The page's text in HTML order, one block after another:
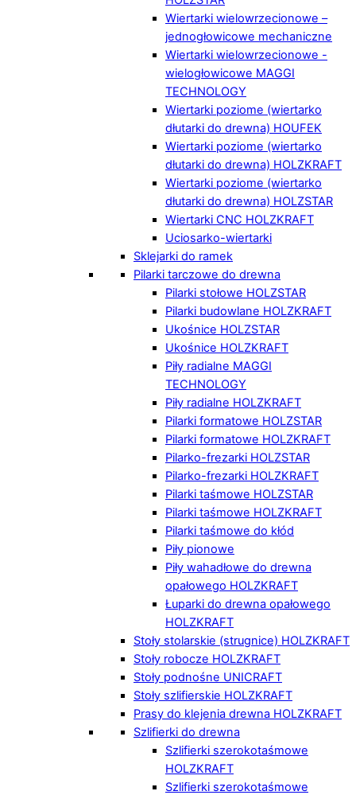
Wiertarki wielowrzecionowe –
jednogłowicowe mechaniczne
Wiertarki wielowrzecionowe -
wielogłowicowe MAGGI
TECHNOLOGY
Wiertarki poziome (wiertarko
dłutarki do drewna) HOUFEK
Wiertarki poziome (wiertarko
dłutarki do drewna) HOLZKRAFT
Wiertarki poziome (wiertarko
dłutarki do drewna) HOLZSTAR
Wiertarki CNC HOLZKRAFT
Uciosarko-wiertarki
Sklejarki do ramek
Pilarki tarczowe do drewna
Pilarki stołowe HOLZSTAR
Pilarki budowlane HOLZKRAFT
Ukośnice HOLZSTAR
Ukośnice HOLZKRAFT
Piły radialne MAGGI
TECHNOLOGY
Piły radialne HOLZKRAFT
Pilarki formatowe HOLZSTAR
Pilarki formatowe HOLZKRAFT
Pilarko-frezarki HOLZSTAR
Pilarko-frezarki HOLZKRAFT
Pilarki taśmowe HOLZSTAR
Pilarki taśmowe HOLZKRAFT
Pilarki taśmowe do kłód
Piły pionowe
Piły wahadłowe do drewna
opałowego HOLZKRAFT
Łuparki do drewna opałowego
HOLZKRAFT
Stoły stolarskie (strugnice) HOLZKRAFT
Stoły robocze HOLZKRAFT
Stoły podnośne UNICRAFT
Stoły szlifierskie HOLZKRAFT
Prasy do klejenia drewna HOLZKRAFT
Szlifierki do drewna
Szlifierki szerokotaśmowe
HOLZKRAFT
Szlifierki szerokotaśmowe